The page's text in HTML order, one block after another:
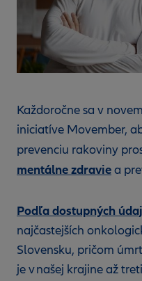
Každoročne sa v
iniciatíve Movember,
prevenciu rakoviny
mentálne zdraviea
Podľa dostupných
najčastejších
Slovensku, pričom
je v našej krajine až